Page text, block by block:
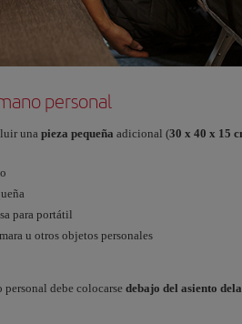
personal
unapieza pequeña adicional (30 x 40 x 15
para portátil
u otros objetos personales
debe colocarse debajo del asiento